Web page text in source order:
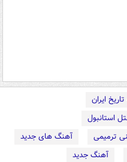
ایران
استانبول
ترمیمی
آهنگ های جدید
آهنگ جدید